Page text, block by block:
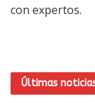
con expertos.
Últimas